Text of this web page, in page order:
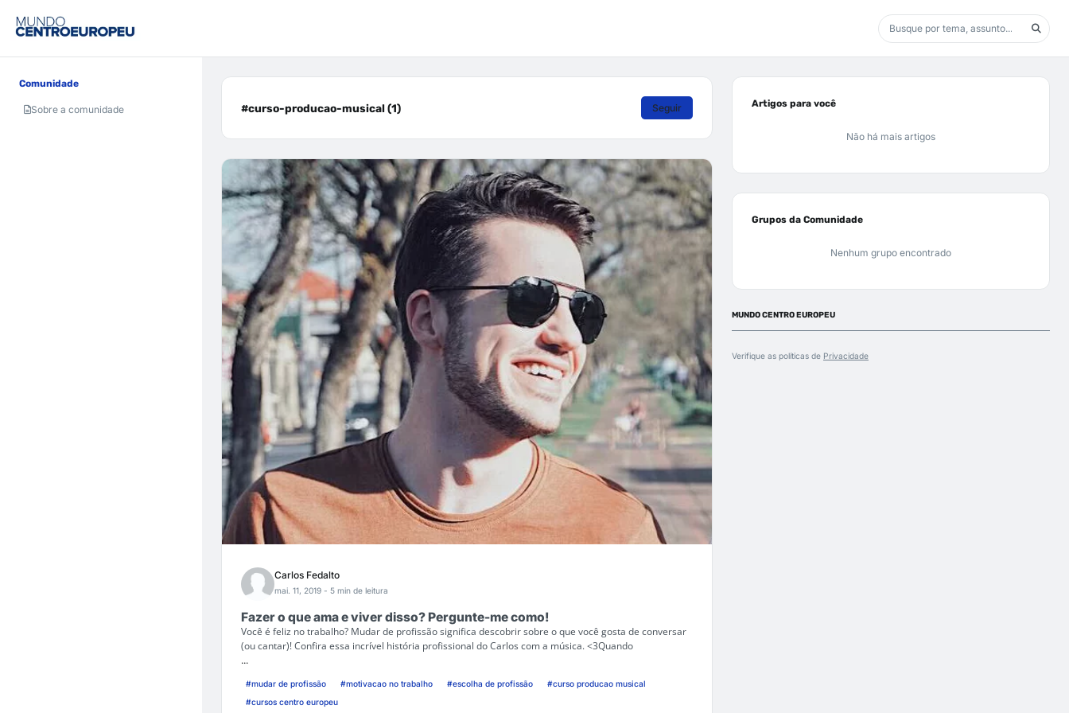
Comunidade
Sobre a comunidade #curso-producao-musical (1) Seguir
Carlos Fedalto
mai. 11, 2019 - 5 min de leitura
Fazer o que ama e viver disso? Pergunte-me como!
Você é feliz no trabalho? Mudar de profissão significa descobrir sobre o que você gosta de conversar
(ou cantar)! Confira essa incrível história profissional do Carlos com a música. <3Quando
...
#mudar de profissão #motivacao no trabalho #escolha de profissão
#curso producao musical
#cursos centro europeu
Artigos para você
Não há mais artigos
Grupos da Comunidade
Nenhum grupo encontrado
MUNDO CENTRO EUROPEU
Verifique as políticas de Privacidade